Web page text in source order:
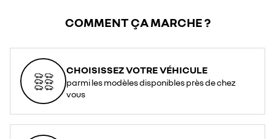
COMMENT ÇA MARCHE ?
CHOISISSEZ VOTRE VÉHICULE
parmi les modèles disponibles près de chez
vous